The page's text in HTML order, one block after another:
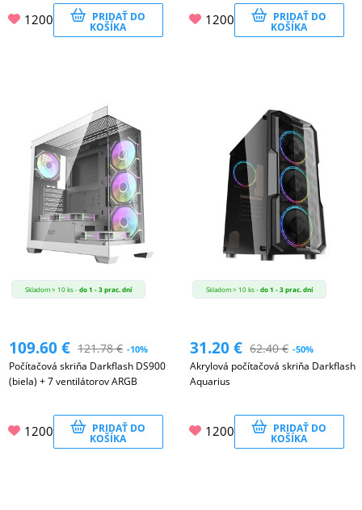
1200 PRIDAŤ DO
KOŠÍKA 1200 PRIDAŤ DO
KOŠÍKA
Skladom > 10 ks -do 1 - 3 prac. dní
109.60€ 121.78€ -10%
Počítačová skriňa Darkflash DS900
(biela) + 7 ventilátorov ARGB
1200 PRIDAŤ DO
KOŠÍKA
Skladom > 10 ks -do 1 - 3 prac. dní
31.20€ 62.40€ -50%
Akrylová počítačová skriňa Darkflash
Aquarius
1200 PRIDAŤ DO
KOŠÍKA